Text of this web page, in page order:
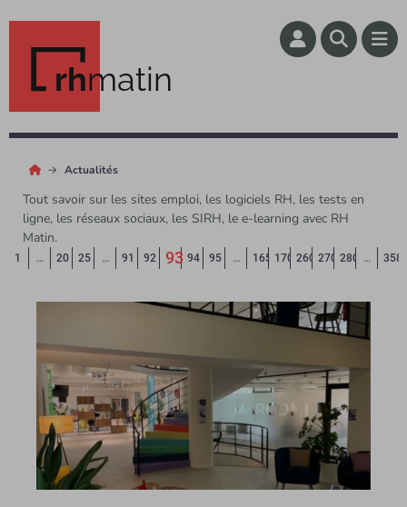
rhmatin
Actualités
Tout savoir sur les sites emploi, les logiciels RH, les tests en
ligne, les réseaux sociaux, les SIRH, le e-learning avec RH
Matin.
Page précédente
1 … 20 25 … 91 92
93 94 95 … 165 170 260 270 280 … 358